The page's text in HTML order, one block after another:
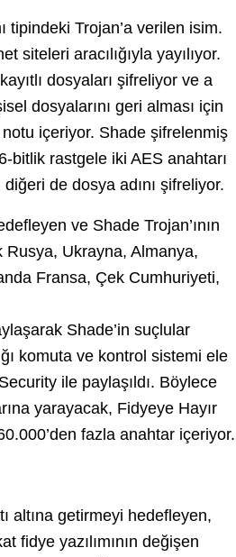
tipindeki Trojan’a verilen isim.
siteleri aracılığıyla yayılıyor.
dosyaları şifreliyor ve a
dosyalarını geri alması için
notu içeriyor. Shade şifrelenmiş
bitlik rastgele iki AES anahtarı
de dosya adını şifreliyor.
ve Shade Trojan’ının
Rusya, Ukrayna, Almanya,
Fransa, Çek Cumhuriyeti,
Shade’in suçlular
komuta ve kontrol sistemi ele
ile paylaşıldı. Böylece
yarayacak, Fidyeye Hayır
fazla anahtar içeriyor.
altına getirmeyi hedefleyen,
fidye yazılımının değişen